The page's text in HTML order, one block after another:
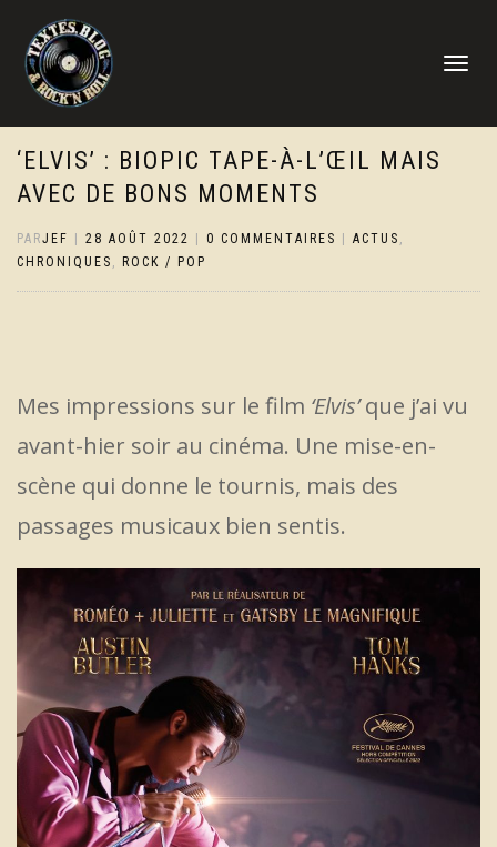
DÉPLIER
‘ELVIS’ : BIOPIC TAPE-À-L’ŒIL MAIS
AVEC DE BONS MOMENTS
PARJEF 28 AOÛT 2022 0 COMMENTAIRES ACTUS ,
CHRONIQUES , ROCK / POP
Mes impressions sur le film ‘Elvis’que j’ai vu
avant-hier soir au cinéma. Une mise-en-
scène qui donne le tournis, mais des
passages musicaux bien sentis.